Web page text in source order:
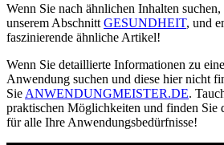
Wenn Sie nach ähnlichen Inhalten
unserem Abschnitt GESUNDHEIT, und
faszinierende ähnliche Artikel!
Wenn Sie detaillierte Informationen zu
Anwendung suchen und diese hier nicht
Sie ANWENDUNGMEISTER.DE.
praktischen Möglichkeiten und finden Sie
für alle Ihre Anwendungsbedürfnisse!